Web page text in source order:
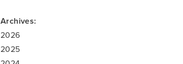
Archives:
2026
2025